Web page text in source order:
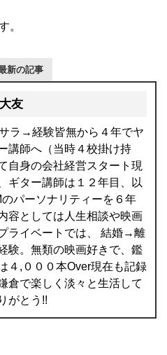
。
新の記事
友
ラ→経験皆無から４年でヤ
講師へ（当時４校掛け持
自身の会社経営スタート現
ギター講師は１２年目、以
パーソナリティーを６年
容としては人生相談や映画
ライベートでは、 結婚→離
験。無類の映画好きで、鑑
４,０００本Over現在も記録
で楽しく淡々と生活して
がとう!!